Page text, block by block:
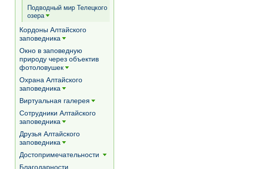
Подводный мир Телецкого
озера
Кордоны Алтайского
заповедника
Окно в заповедную
природу через объектив
фотоловушек
Охрана Алтайского
заповедника
Виртуальная галерея
Сотрудники Алтайского
заповедника
Друзья Алтайского
заповедника
Достопримечательности
Благодарности